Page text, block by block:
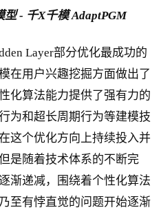
- 千X千模 AdaptPGM
Layer部分优化最成功的
在用户兴趣挖掘方面做出了
化算法能力提供了强有力的
为和超长周期行为等建模技
这个优化方向上持续投入并
是随着技术体系的不断完
渐递减，围绕着个性化算法
至有悖直觉的问题开始逐渐